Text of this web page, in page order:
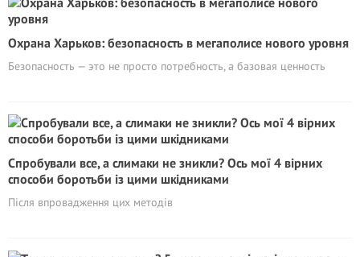
Охрана Харьков: безопасность в мегаполисе нового уровня
Безопасность — это не просто потребность, а базовая ценность
Спробували все, а слимаки не зникли? Ось мої 4 вірних
способи боротьби із цими шкідниками
Після впровадження цих методів